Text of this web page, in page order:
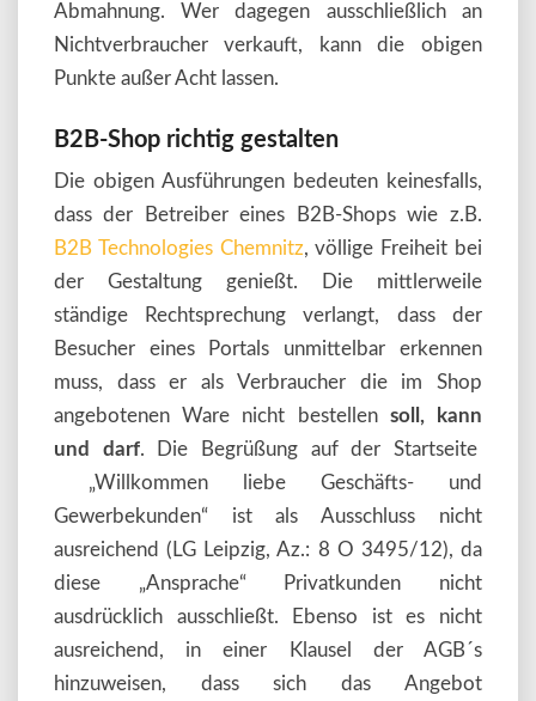
Abmahnung. Wer dagegen ausschließlich an
Nichtverbraucher verkauft, kann die obigen
Punkte außer Acht lassen.
B2B-Shop richtig gestalten
Die obigen Ausführungen bedeuten keinesfalls,
dass der Betreiber eines B2B-Shops wie z.B.
B2B Technologies Chemnitz, völlige Freiheit bei
der Gestaltung genießt. Die mittlerweile
ständige Rechtsprechung verlangt, dass der
Besucher eines Portals unmittelbar erkennen
muss, dass er als Verbraucher die im Shop
angebotenen Ware nicht bestellen soll, kann
und darf. Die Begrüßung auf der Startseite
„Willkommen liebe Geschäfts- und
Gewerbekunden“ ist als Ausschluss nicht
ausreichend (LG Leipzig, Az.: 8 O 3495/12), da
diese „Ansprache“ Privatkunden nicht
ausdrücklich ausschließt. Ebenso ist es nicht
ausreichend, in einer Klausel der AGB´s
hinzuweisen, dass sich das Angebot